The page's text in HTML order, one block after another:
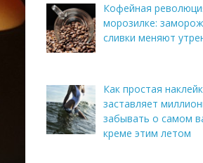
Кофейная
морозилке:
сливки меняют
Как простая
заставляет
забывать о самом
креме этим летом